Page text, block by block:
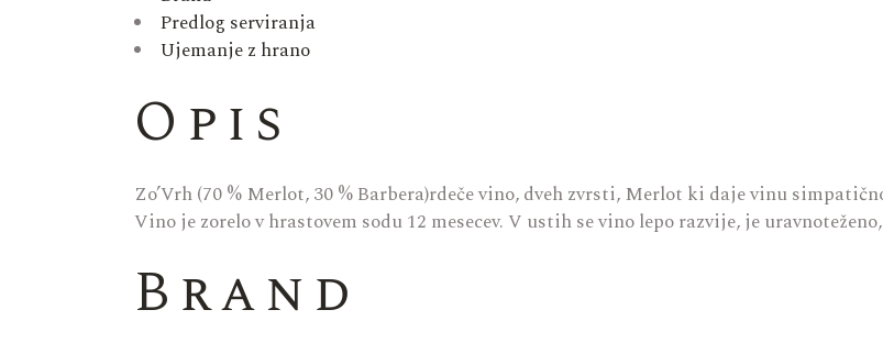
Predlog serviranja
Ujemanje z hrano
Opis
Zo’Vrh (70 % Merlot, 30 % Barbera)rdeče vino, dveh zvrsti, Merlot ki daje vinu
Vino je zorelo v hrastovem sodu 12 mesecev. V ustih se vino lepo razvije, je
Brand